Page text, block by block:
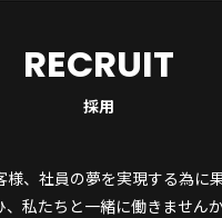
RECRUIT
採用
様、社員の夢を実現する為に
私たちと一緒に働きません